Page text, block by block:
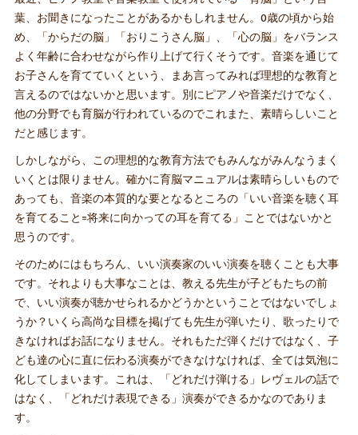
葉、お聞きになったことがあるかもしれません。0歳の頃から始
め、「からだの脳」「おりこうさん脳」、「心の脳」をバランス
よく年齢に合わせながら作り上げて行くそうです。音楽を通じて
お子さんを育てていくという、まあ言ってみれば理想的な教育と
言えるのではないかと思います。別にピアノや音楽だけでなく、
他の分野でも育脳が行われているのでこれまた、素晴らしいこと
だと感じます。
しかしながら、この理想的な教育方法でもみんながみんなうまく
いくとは限りません。確かに育脳マニュアルは素晴らしいもので
あっても、音楽の本質的な要となるところの「いい音楽を聴く耳
を育てること=将来に向かっての耳を育てる」ことではないかと
思うのです。
そのためにはもちろん、いい演奏家のいい演奏を聴くことも大事
です。それよりも大事なことは、教える先生が子どもたちの前
で、いい演奏が聴かせられるかどうかということではないでしょ
うか？いくら高尚な目標を掲げても先生が弾いたり、歌ったりで
きなければお話になりません。それもただ弾くだけではなく、子
ども達の心に直に伝わる演奏ができなけなければ、全ては気泡に
化してしまいます。これは、「どれだけ弾ける」レヴェルの話で
はなく、「どれだけ表現できる」演奏ができるかなのでありま
す。